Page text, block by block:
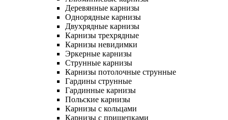
Деревянные карнизы
Однорядные карнизы
Двухрядные карнизы
Карнизы трехрядные
Карнизы невидимки
Эркерные карнизы
Струнные карнизы
Карнизы потолочные струнные
Гардины струнные
Гардинные карнизы
Польские карнизы
Карнизы с кольцами
Карнизы с прищепками